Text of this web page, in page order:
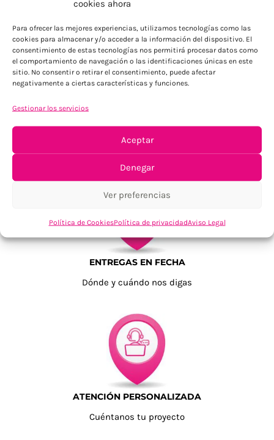
cookies ahora
Para ofrecer las mejores experiencias, utilizamos tecnologías como las
cookies para almacenar y/o acceder a la información del dispositivo. El
consentimiento de estas tecnologías nos permitirá procesar datos como
el comportamiento de navegación o las identificaciones únicas en este
sitio. No consentir o retirar el consentimiento, puede afectar
negativamente a ciertas características y funciones.
Gestionar los servicios
Aceptar
Denegar
Ver preferencias
Política de CookiesPolítica de privacidadAviso Legal
TU SATISFACCIÓN = LA NUESTRA
Tu confianza, nuestro objetivo
ENTREGAS EN FECHA
Dónde y cuándo nos digas
ATENCIÓN PERSONALIZADA
Cuéntanos tu proyecto